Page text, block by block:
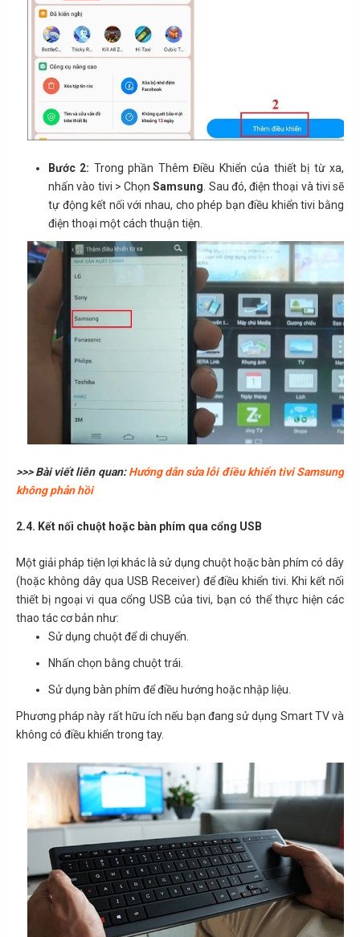
Bước 2: Trong phần Thêm Điều Khiển của thiết bị từ xa,
nhấn vào tivi > ChọnSamsung . Sau đó, điện thoại và tivi sẽ
tự động kết nối với nhau, cho phép bạn điều khiển tivi bằng
điện thoại một cách thuận tiện.
>>> Bài viết liên quan:Hướng dẫn sửa lỗi điều khiển tivi Samsung
không phản hồi
2.4. Kết nối chuột hoặc bàn phím qua cổng USB
Một giải pháp tiện lợi khác là sử dụng chuột hoặc bàn phím có dây
(hoặc không dây qua USB Receiver) để điều khiển tivi. Khi kết nối
thiết bị ngoại vi qua cổng USB của tivi, bạn có thể thực hiện các
thao tác cơ bản như:
Sử dụng chuột để di chuyển.
Nhấn chọn bằng chuột trái.
Sử dụng bàn phím để điều hướng hoặc nhập liệu.
Phương pháp này rất hữu ích nếu bạn đang sử dụng Smart TV và
không có điều khiển trong tay.